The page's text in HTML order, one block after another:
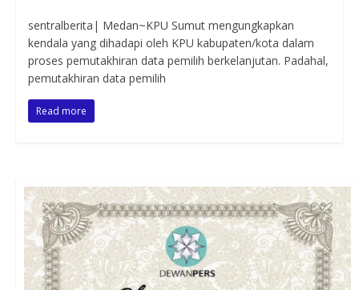
sentralberita| Medan~KPU Sumut mengungkapkan
kendala yang dihadapi oleh KPU kabupaten/kota dalam
proses pemutakhiran data pemilih berkelanjutan. Padahal,
pemutakhiran data pemilih
Read more